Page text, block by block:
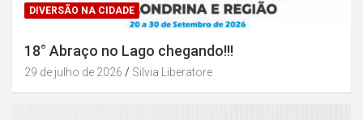
DIVERSÃO NA CIDADE
18° Abraço no Lago chegando!!!
29 de julho de 2026 Silvia Liberatore